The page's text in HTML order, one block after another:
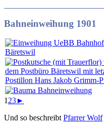
Bahneinweihung 1901
123►
Und so beschreibtPfarrer Wolf